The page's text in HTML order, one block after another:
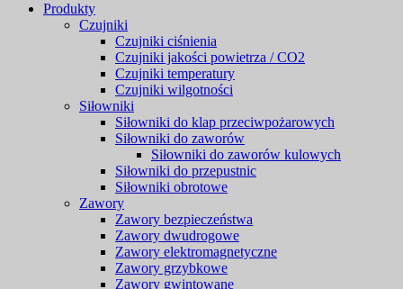
Produkty
Czujniki
Czujniki ciśnienia
Czujniki jakości powietrza / CO2
Czujniki temperatury
Czujniki wilgotności
Siłowniki
Siłowniki do klap przeciwpożarowych
Siłowniki do zaworów
Siłowniki do zaworów kulowych
Siłowniki do przepustnic
Siłowniki obrotowe
Zawory
Zawory bezpieczeństwa
Zawory dwudrogowe
Zawory elektromagnetyczne
Zawory grzybkowe
Zawory gwintowane